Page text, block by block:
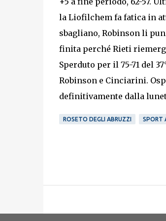
la Liofilchem fa fatica in
sbagliano, Robinson li
finita perché Rieti
Sperduto per il 75-71 del
Robinson e Cinciarini.
definitivamente dalla
ROSETO DEGLI ABRUZZI SPORT